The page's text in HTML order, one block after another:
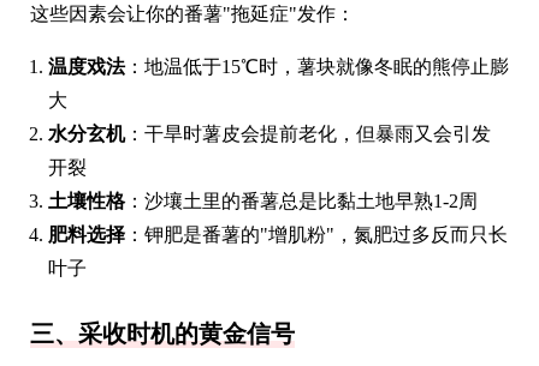
这些因素会让你的番薯"拖延症"发作：
温度戏法：地温低于15℃时，薯块就像冬眠的熊停止膨
大
水分玄机：干旱时薯皮会提前老化，但暴雨又会引发
开裂
土壤性格：沙壤土里的番薯总是比黏土地早熟1-2周
肥料选择 ：钾肥是番薯的"增肌粉"，氮肥过多反而只长
叶子
三、采收时机的黄金信号